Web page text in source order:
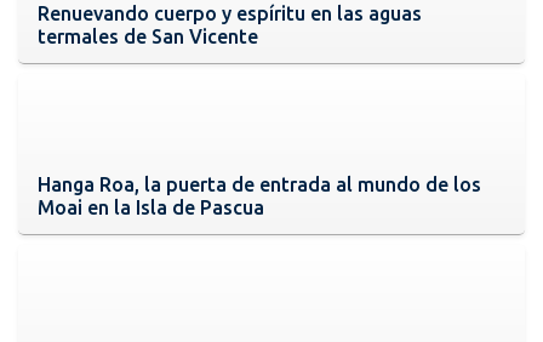
Renuevando cuerpo y espíritu en las aguas
termales de San Vicente
Hanga Roa, la puerta de entrada al mundo de los
Moai en la Isla de Pascua